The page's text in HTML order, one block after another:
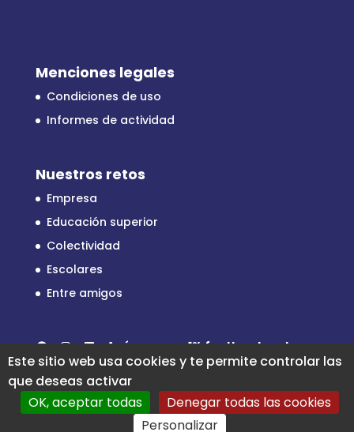
Menciones legales
Condiciones de uso
Informes de actividad
Nuestros retos
Empresa
Educación superior
Colectividad
Escolares
Entre amigos
Facebook Instagram LinkedIn Apóyenos en1% for the planet
Este sitio web usa cookies y te permite controlar las
que deseas activar
OK, aceptar todas
Denegar todas las cookies
Personalizar